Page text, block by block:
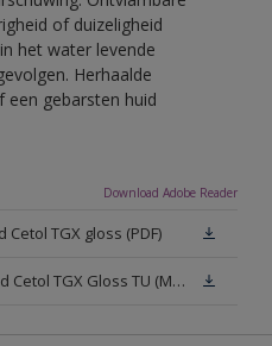
of duizeligheid
het water levende
Herhaalde
gebarsten huid
Download Adobe Reader
TGX gloss (PDF)
Veiligheidsinformatieblad Cetol TGX Gloss TU (MSDS)